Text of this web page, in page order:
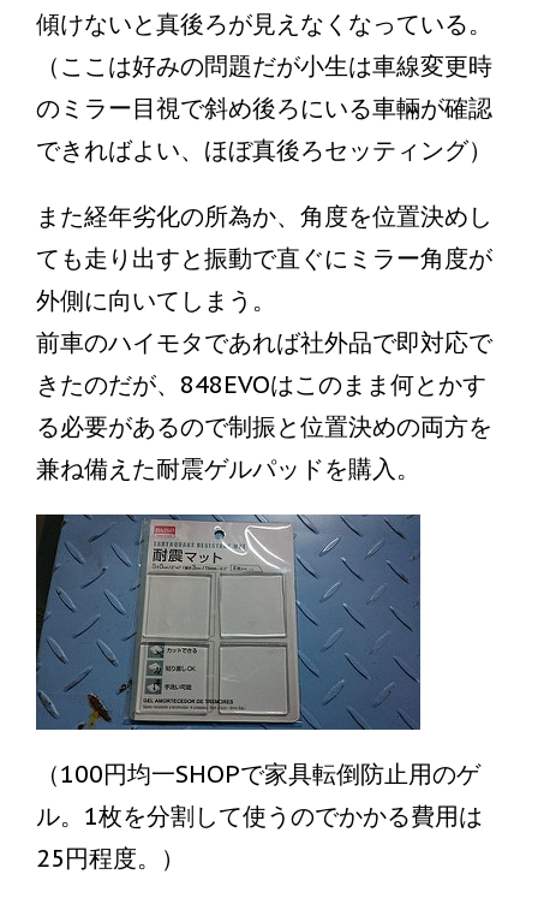
傾けないと真後ろが見えなくなっている。
（ここは好みの問題だが小生は車線変更時
のミラー目視で斜め後ろにいる車輛が確認
できればよい、ほぼ真後ろセッティング）
また経年劣化の所為か、角度を位置決めし
ても走り出すと振動で直ぐにミラー角度が
外側に向いてしまう。
前車のハイモタであれば社外品で即対応で
きたのだが、848EVOはこのまま何とかす
る必要があるので制振と位置決めの両方を
兼ね備えた耐震ゲルパッドを購入。
（100円均一SHOPで家具転倒防止用のゲ
ル。1枚を分割して使うのでかかる費用は
25円程度。）